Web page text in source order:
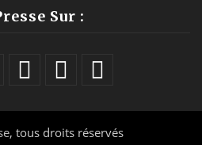
Sur :
, tous droits réservés